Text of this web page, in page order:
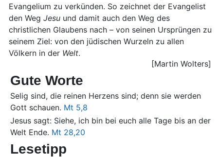
Evangelium zu verkünden. So zeichnet der Evangelist
den Weg Jesu und damit auch den Weg des
christlichen Glaubens nach – von seinen Ursprüngen zu
seinem Ziel: von den jüdischen Wurzeln zu allen
Völkern in der Welt.
[Martin Wolters]
Gute Worte
Selig sind, die reinen Herzens sind; denn sie werden
Gott schauen. Mt 5,8
Jesus sagt: Siehe, ich bin bei euch alle Tage bis an der
Welt Ende. Mt 28,20
Lesetipp